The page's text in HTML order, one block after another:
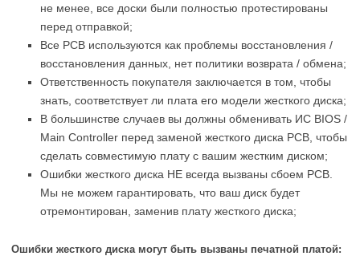
не менее, все доски были полностью протестированы
перед отправкой;
Все PCB используются как проблемы восстановления /
восстановления данных, нет политики возврата / обмена;
Ответственность покупателя заключается в том, чтобы
знать, соответствует ли плата его модели жесткого диска;
В большинстве случаев вы должны обменивать ИС BIOS /
Main Controller перед заменой жесткого диска PCB, чтобы
сделать совместимую плату с вашим жестким диском;
Ошибки жесткого диска НЕ всегда вызваны сбоем PCB.
Мы не можем гарантировать, что ваш диск будет
отремонтирован, заменив плату жесткого диска;
Ошибки жесткого диска могут быть вызваны печатной платой: